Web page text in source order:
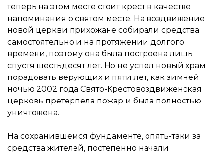
теперь на этом месте стоит крест в качестве
напоминания о святом месте. На воздвижение
новой церкви прихожане собирали средства
самостоятельно и на протяжении долгого
времени, поэтому она была построена лишь
спустя шестьдесят лет. Но не успел новый храм
порадовать верующих и пяти лет, как зимней
ночью 2002 года Свято-Крестовоздвиженская
церковь претерпела пожар и была полностью
уничтожена.
На сохранившемся фундаменте, опять-таки за
средства жителей, постепенно начали